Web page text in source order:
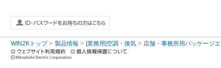
WIN2Kトップ 製品情報 [業務用]空調・換気 店舗・事務所用パッケージ